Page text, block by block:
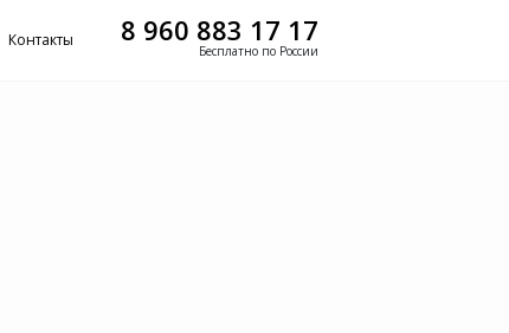
Контакты 8 960 883 17 17
Бесплатно по России